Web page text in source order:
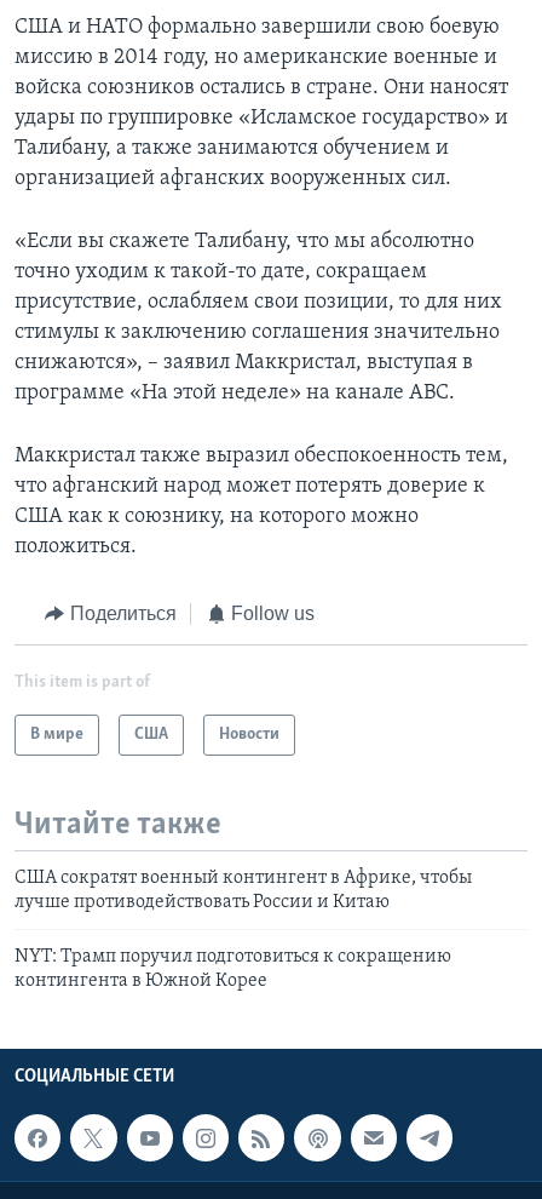
США и НАТО формально завершили свою боевую
миссию в 2014 году, но американские военные и
войска союзников остались в стране. Они наносят
удары по группировке «Исламское государство» и
Талибану, а также занимаются обучением и
организацией афганских вооруженных сил.
«Если вы скажете Талибану, что мы абсолютно
точно уходим к такой-то дате, сокращаем
присутствие, ослабляем свои позиции, то для них
стимулы к заключению соглашения значительно
снижаются», – заявил Маккристал, выступая в
программе «На этой неделе» на канале АВС.
Маккристал также выразил обеспокоенность тем,
что афганский народ может потерять доверие к
США как к союзнику, на которого можно
положиться.
Поделиться Follow us
This item is part of
В мире США Новости
Читайте также
США сократят военный контингент в Африке, чтобы
лучше противодействовать России и Китаю
NYT: Трамп поручил подготовиться к сокращению
контингента в Южной Корее
СОЦИАЛЬНЫЕ СЕТИ